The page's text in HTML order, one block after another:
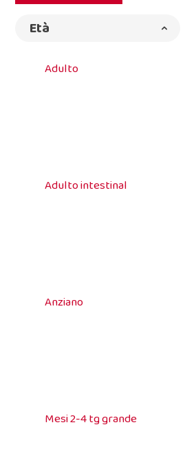
Età
Adulto
Adulto intestinal
Anziano
Mesi 2-4 tg grande